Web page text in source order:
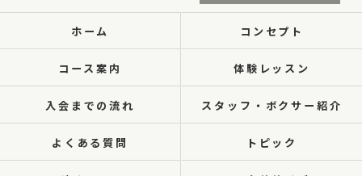
ホーム コンセプト
コース案内 体験レッスン
入会までの流れ スタッフ・ボクサー紹介
よくある質問 トピック